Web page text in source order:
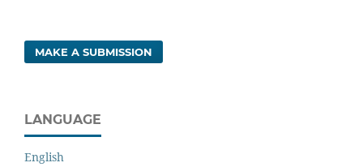
MAKE A SUBMISSION
LANGUAGE
English